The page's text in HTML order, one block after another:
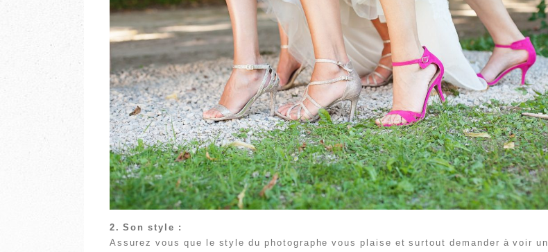
2. Son style :
Assurez vous que le style du photographe vous plaise et surtout demander à voir un